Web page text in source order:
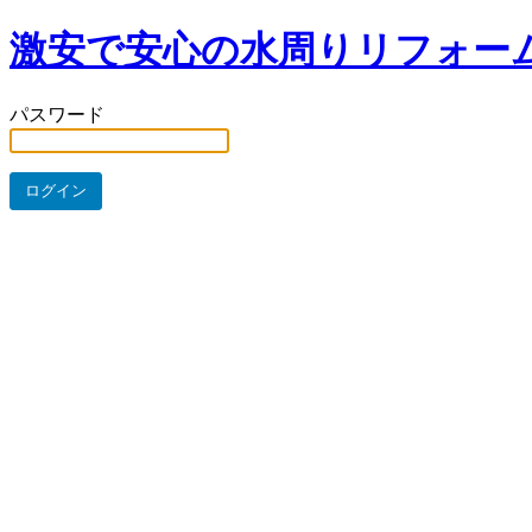
激安で安心の水周りリフォー
パスワード